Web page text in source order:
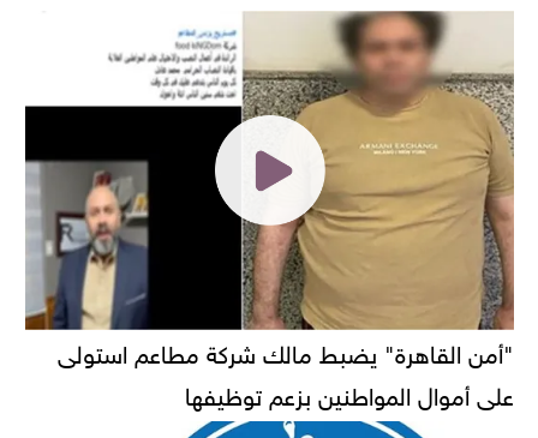
"أمن القاهرة" يضبط مالك شركة مطاعم استولى
على أموال المواطنين بزعم توظيفها